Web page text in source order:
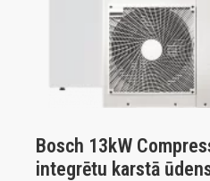
Bosch 13kW
integrētu karstā